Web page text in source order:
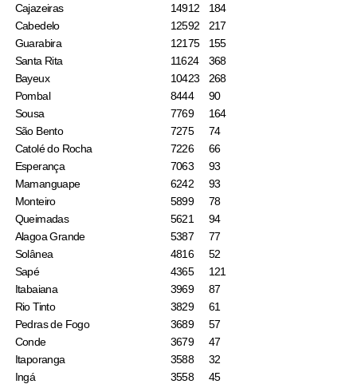
Cajazeiras
14912
184
Cabedelo
12592
217
Guarabira
12175
155
Santa Rita
11624
368
Bayeux
10423
268
Pombal
8444
90
Sousa
7769
164
São Bento
7275
74
Catolé do Rocha
7226
66
Esperança
7063
93
Mamanguape
6242
93
Monteiro
5899
78
Queimadas
5621
94
Alagoa Grande
5387
77
Solânea
4816
52
Sapé
4365
121
Itabaiana
3969
87
Rio Tinto
3829
61
Pedras de Fogo
3689
57
Conde
3679
47
Itaporanga
3588
32
Ingá
3558
45